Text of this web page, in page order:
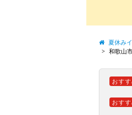
夏休み
和歌山
おす
おす